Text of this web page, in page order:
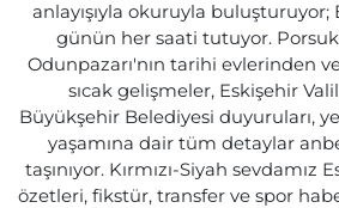
anlayışıyla okuruyla buluşturuyor;
günün her saati tutuyor. Porsuk
Odunpazarı'nın tarihi evlerinden
sıcak gelişmeler, Eskişehir
Büyükşehir Belediyesi duyuruları,
yaşamına dair tüm detaylar
taşınıyor. Kırmızı-Siyah
özetleri, fikstür, transfer ve spor